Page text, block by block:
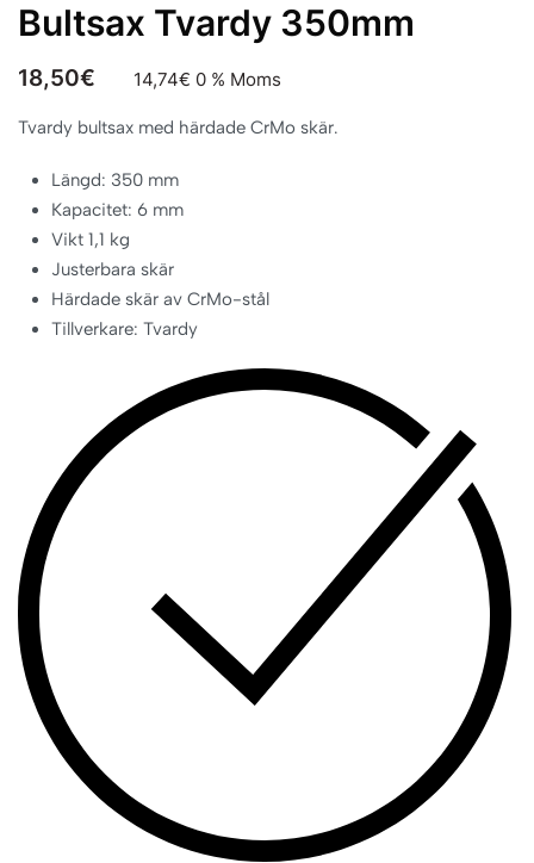
Bultsax Tvardy 350mm
18,50€ 14,74€ 0 % Moms
Tvardy bultsax med härdade CrMo skär.
Längd: 350 mm
Kapacitet: 6 mm
Vikt 1,1 kg
Justerbara skär
Härdade skär av CrMo-stål
Tillverkare: Tvardy